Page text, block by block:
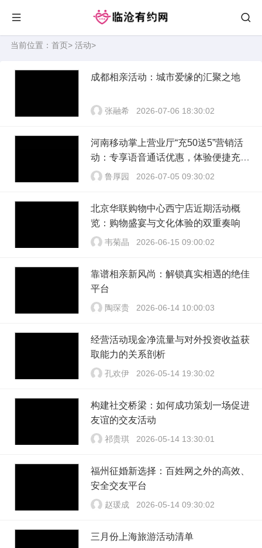
当前位置： 首页> 活动>
成都相亲活动：城市爱缘的汇聚之地
张融希 2026-07-06 18:30:02
河南移动掌上营业厅“充50送5”营销活
动：专享语音通话优惠，体验便捷充值
的乐趣
鲁厚园 2026-07-05 09:30:02
北京华联购物中心西宁店近期活动概
览：购物盛宴与文化体验的双重奏响
韦菊晶 2026-06-15 09:00:02
靠谱相亲新风尚：解锁真实相遇的绝佳
平台
陶琛贵 2026-06-14 10:00:03
经营活动现金净流量与对外投资收益获
取能力的关系剖析
孔欢伊 2026-05-14 19:30:02
构建社交桥梁：如何成功策划一场促进
友谊的交友活动
祁贵琪 2026-05-14 13:30:01
福州征婚新选择：百姓网之外的高效、
安全交友平台
赵瑗成 2026-05-14 09:30:02
三月份上海旅游活动清单